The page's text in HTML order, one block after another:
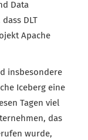
Data
DLT
Apache
insbesondere
Iceberg eine
Tagen viel
das
wurde,